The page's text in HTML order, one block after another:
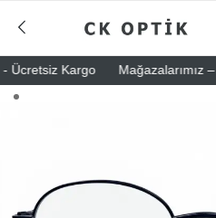
Kargo Mağazalarımız –